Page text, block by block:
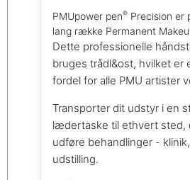
PMUpower pen® Precision er
lang række Permanent
Dette professionelle
bruges trådl&os­t, hvilket er
fordel for alle PMU artister
Transporter dit udstyr i en
lædertaske til ethvert sted,
udføre behandlinger -
udstilling.